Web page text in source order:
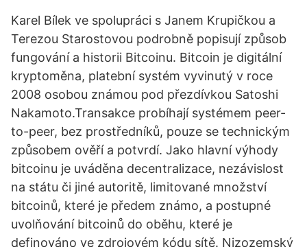
Karel Bílek ve spolupráci s Janem Krupičkou a
Terezou Starostovou podrobně popisují způsob
fungování a historii Bitcoinu. Bitcoin je digitální
kryptoměna, platební systém vyvinutý v roce
2008 osobou známou pod přezdívkou Satoshi
Nakamoto.Transakce probíhají systémem peer-
to-peer, bez prostředníků, pouze se technickým
způsobem ověří a potvrdí. Jako hlavní výhody
bitcoinu je uváděna decentralizace, nezávislost
na státu či jiné autoritě, limitované množství
bitcoinů, které je předem známo, a postupné
uvolňování bitcoinů do oběhu, které je
definováno ve zdrojovém kódu sítě. Nizozemský